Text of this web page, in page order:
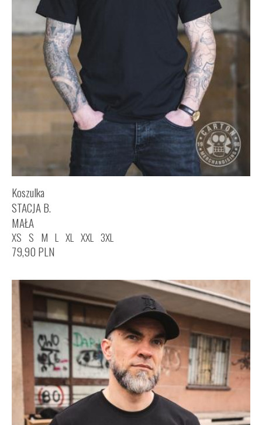
Koszulka
STACJA B.
MAŁA
XS S M L XL XXL 3XL
79,90 PLN